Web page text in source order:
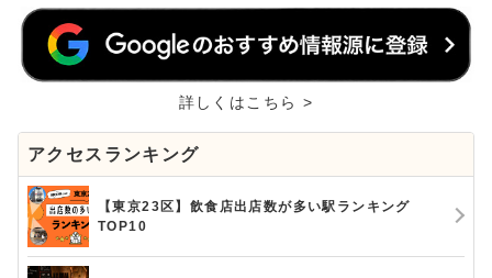
詳しくはこちら >
アクセスランキング
【東京23区】飲食店出店数が多い駅ランキング
TOP10